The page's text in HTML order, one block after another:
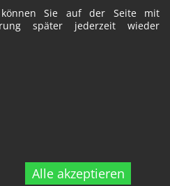
können Sie auf der Seite mit
später jederzeit wieder
Alle akzeptieren